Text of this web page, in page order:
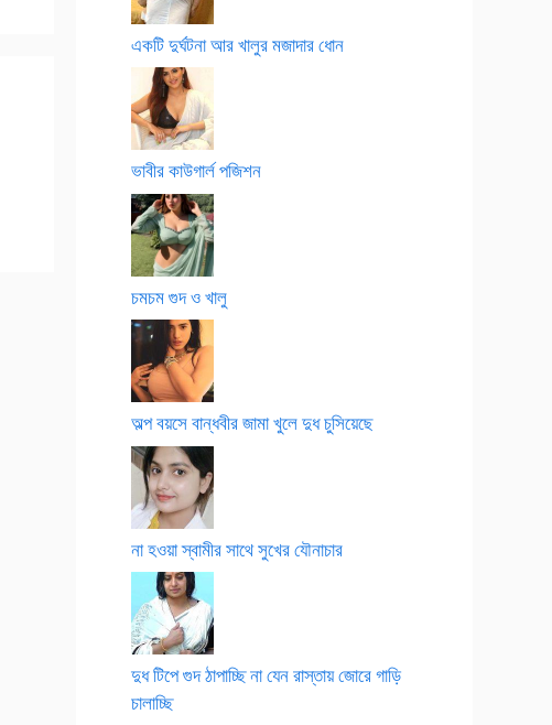
একটি দুর্ঘটনা আর খালুর মজাদার ধোন
ভাবীর কাউগার্ল পজিশন
চমচম গুদ ও খালু
অল্প বয়সে বান্ধবীর জামা খুলে দুধ চুসিয়েছে
না হওয়া স্বামীর সাথে সুখের যৌনাচার
দুধ টিপে গুদ ঠাপাচ্ছি না যেন রাস্তায় জোরে গাড়ি
চালাচ্ছি